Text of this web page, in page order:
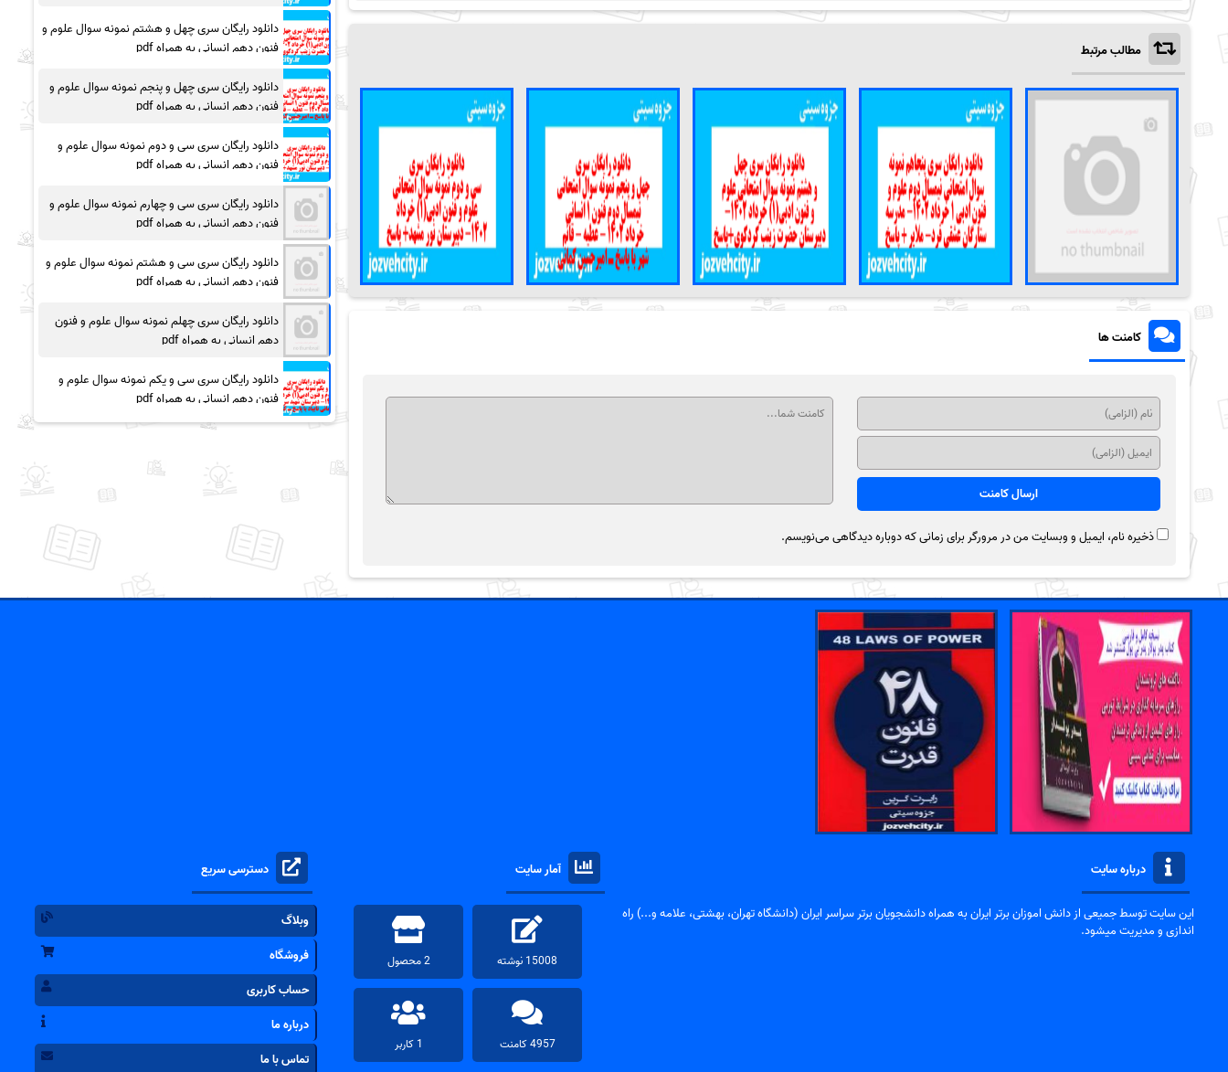
مطالب مرتبط
کامنت ها
ذخیره نام، ایمیل و وبسایت من در مرورگر برای زمانی که دوباره دیدگاهی می‌نویسم.
دانلود رایگان سری چهل و هشتم نمونه سوال علوم و
فنون دهم انسانی به همراه pdf
دانلود رایگان سری چهل و پنجم نمونه سوال علوم و
فنون دهم انسانی به همراه pdf
دانلود رایگان سری سی و دوم نمونه سوال علوم و
فنون دهم انسانی به همراه pdf
دانلود رایگان سری سی و چهارم نمونه سوال علوم و
فنون دهم انسانی به همراه pdf
دانلود رایگان سری سی و هشتم نمونه سوال علوم و
فنون دهم انسانی به همراه pdf
دانلود رایگان سری چهلم نمونه سوال علوم و فنون
دهم انسانی به همراه pdf
دانلود رایگان سری سی و یکم نمونه سوال علوم و
فنون دهم انسانی به همراه pdf
درباره سایت
این سایت توسط جمیعی از دانش اموزان برتر ایران به همراه دانشجویان برتر سراسر ایران (دانشگاه تهران، بهشتی، علامه و...) راه
اندازی و مدیریت میشود.
آمار سایت
15008 نوشته 2 محصول
4957 کامنت 1 کاربر
دسترسی سریع
وبلاگ
فروشگاه
حساب کاربری
درباره ما
تماس با ما